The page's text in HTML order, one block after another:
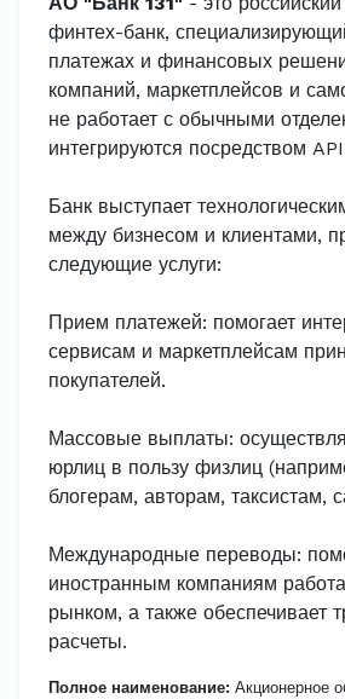
финтех-банк,
платежах и финансовых
компаний, маркетплейсов и
не работает с обычными
интегрируются посредством
Банк выступает
между бизнесом и клиентами,
следующие услуги:
Прием платежей: помогает
сервисам и маркетплейсам
покупателей.
Массовые выплаты:
юрлиц в пользу физлиц
блогерам, авторам, таксистам,
Международные переводы:
иностранным компаниям
рынком, а также обеспечивает
расчеты.
Полное наименование: Акционерное